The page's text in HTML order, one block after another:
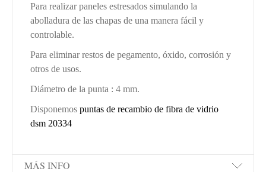
Para realizar paneles estresados simulando la
abolladura de las chapas de una manera fácil y
controlable.
Para eliminar restos de pegamento, óxido, corrosión y
otros de usos.
Diámetro de la punta : 4 mm.
Disponemos puntas de recambio de fibra de vidrio
dsm 20334
MÁS INFO